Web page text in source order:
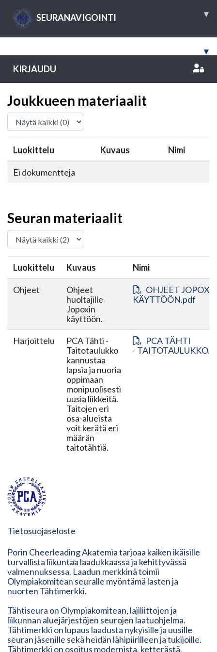
SEURANAVIGOINTI ▾
▾
KIRJAUDU
Joukkueen materiaalit
Luokittelu Kuvaus Nimi
Ei dokumentteja
Seuran materiaalit
Luokittelu Kuvaus Nimi
Ohjeet
Ohjeet
huoltajille
Jopoxin
käyttöön.
OHJEET
KÄYTTÖÖN.pdf
Harjoittelu
PCA Tähti -
Taitotaulukko
kannustaa
lapsia ja nuoria
oppimaan
monipuolisesti
uusia liikkeitä.
Taitojen eri
osa-alueista
voit kerätä eri
määrän
taitotähtiä.
PCA TÄHTI
-
Tietosuojaseloste
Porin Cheerleading Akatemia tarjoaa kaiken ikäisille
turvallista liikuntaa laadukkaassa ja kehittyvässä
valmennuksessa. Laadun merkkinä toimii
Olympiakomitean seuralle myöntämä lasten ja
nuorten Tähtimerkki.
Tähtiseura on Olympiakomitean, lajiliittojen ja
liikunnan aluejärjestöjen seurojen laatuohjelma.
Tähtimerkki on lupaus laadusta nykyisille ja uusille
seuran jäsenille sekä heidän lähipiirilleen ja tukijoille.
Tähtimerkki on osoitus modernista, ketterästä,